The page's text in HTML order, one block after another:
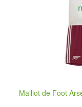
Maillot de Foot